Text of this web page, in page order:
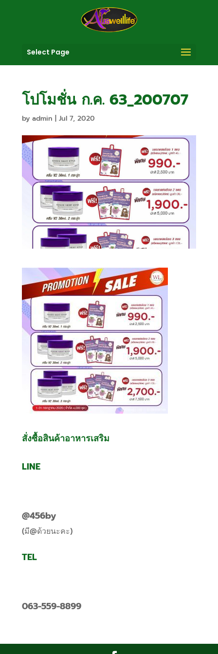
Select Page
โปโมชั่น ก.ค. 63_200707
by admin Jul 7, 2020
สั่งซื้อสินค้าอาหารเสริม
LINE
@456by
(มี@ด้วยนะคะ)
TEL
063-559-8899